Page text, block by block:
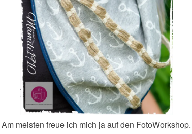
Am meisten freue ich mich ja auf den FotoWorkshop.